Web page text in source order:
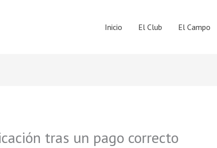
Inicio El Club El Campo
tras un pago correcto